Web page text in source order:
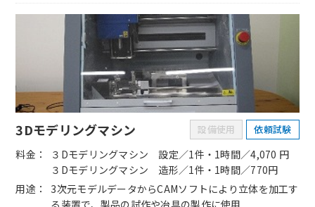
3Dモデリングマシン 設備使用 依頼試験
料金
３Dモデリングマシン 設定／1件・1時間／4,070 円
３Dモデリングマシン 造形／1件・1時間／770円
用途
3次元モデルデータからCAMソフトにより立体を加工す